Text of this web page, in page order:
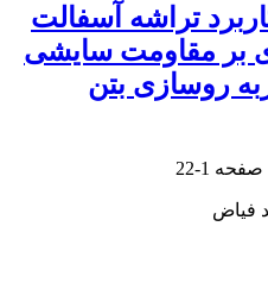
تراشه آسفالت
بر مقاومت سایشی
روسازی بتن
1-22
فیاض